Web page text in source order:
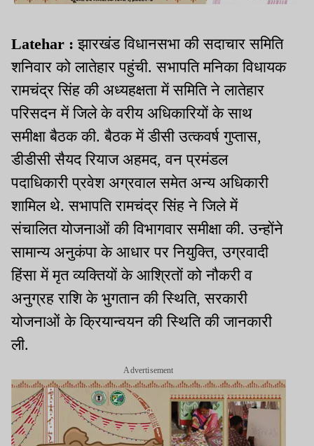
Latehar : झारखंड विधानसभा की सदाचार समिति
शनिवार को लातेहार पहुंची. सभापति मनिका विधायक
रामचंद्र सिंह की अध्यहक्षता में समिति ने लातेहार
परिसदन में जिले के वरीय अधिकारियों के साथ
समीक्षा बैठक की. बैठक में डीसी उत्कवर्ष गुप्तास,
डीडीसी सैयद रियाज अहमद, वन प्रमंडल
पदाधिकारी प्रवेश अग्रवाल समेत अन्य अधिकारी
शामिल थे. सभापति रामचंद्र सिंह ने जिले में
संचालित योजनाओं की विभागवार समीक्षा की. उन्होंने
सामान्य अनुकंपा के आधार पर नियुक्ति, उग्रवादी
हिंसा में मृत व्यक्तियों के आश्रितों को नौकरी व
अनुग्रह राशि के भुगतान की स्थिति, सरकारी
योजनाओं के क्रियान्वयन की स्थिति की जानकारी
ली.
Advertisement